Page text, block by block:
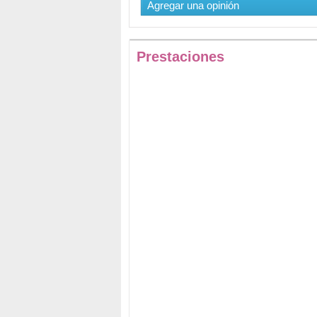
Agregar una opinión
Prestaciones